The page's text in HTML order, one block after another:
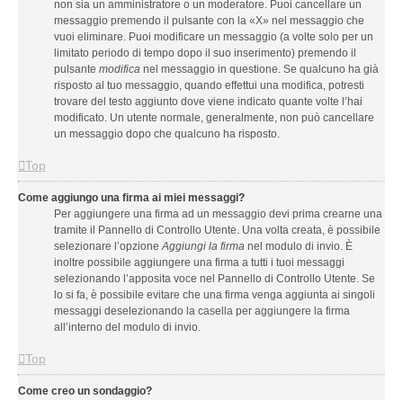
non sia un amministratore o un moderatore. Puoi cancellare un
messaggio premendo il pulsante con la «X» nel messaggio che
vuoi eliminare. Puoi modificare un messaggio (a volte solo per un
limitato periodo di tempo dopo il suo inserimento) premendo il
pulsante modifica nel messaggio in questione. Se qualcuno ha già
risposto al tuo messaggio, quando effettui una modifica, potresti
trovare del testo aggiunto dove viene indicato quante volte l’hai
modificato. Un utente normale, generalmente, non può cancellare
un messaggio dopo che qualcuno ha risposto.
Top
Come aggiungo una firma ai miei messaggi?
Per aggiungere una firma ad un messaggio devi prima crearne una
tramite il Pannello di Controllo Utente. Una volta creata, è possibile
selezionare l’opzioneAggiungi la firma nel modulo di invio. È
inoltre possibile aggiungere una firma a tutti i tuoi messaggi
selezionando l’apposita voce nel Pannello di Controllo Utente. Se
lo si fa, è possibile evitare che una firma venga aggiunta ai singoli
messaggi deselezionando la casella per aggiungere la firma
all’interno del modulo di invio.
Top
Come creo un sondaggio?